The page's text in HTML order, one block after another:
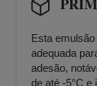
Esta
adequada
adesão,
de até -5°C e